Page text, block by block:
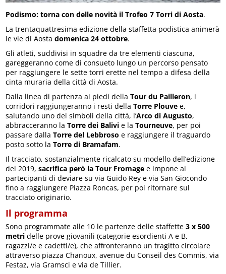
Podismo: torna con delle novità il Trofeo 7 Torri di Aosta.
La trentaquattresima edizione della staffetta podistica animerà
le vie di Aostadomenica 24 ottobre.
Gli atleti, suddivisi in squadre da tre elementi ciascuna,
gareggeranno come di consueto lungo un percorso pensato
per raggiungere le sette torri erette nel tempo a difesa della
cinta muraria della città di Aosta.
Dalla linea di partenza ai piedi dellaTour du Pailleron, i
corridori raggiungeranno i resti dellaTorre Plouve e,
salutando uno dei simboli della città, l’Arco di Augusto,
abbracceranno laTorre dei Balivi e laTourneuve, per poi
passare dallaTorre del Lebbroso e raggiungere il traguardo
posto sotto laTorre di Bramafam.
Il tracciato, sostanzialmente ricalcato su modello dell’edizione
del 2019,sacrifica però la Tour Fromage e impone ai
partecipanti di deviare su via Guido Rey e via San Giocondo
fino a raggiungere Piazza Roncas, per poi ritornare sul
tracciato originario.
Il programma
Sono programmate alle 10 le partenze delle staffette3 x 500
metri delle prove giovanili (categorie esordienti A e B,
ragazzi/e e cadetti/e), che affronteranno un tragitto circolare
attraverso piazza Chanoux, avenue du Conseil des Commis, via
Festaz, via Gramsci e via de Tillier.